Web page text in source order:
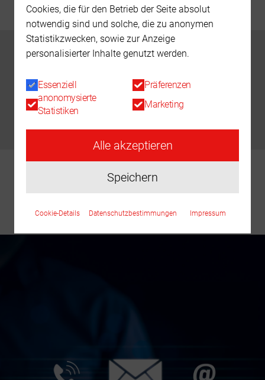
DOWNLOADS
Technisches Datenblatt
ICH INTERESSIERE MICH FÜR
DIESES PRODUKT
Cookies, die für den Betrieb der Seite absolut
notwendig sind und solche, die zu anonymen
Statistikzwecken, sowie zur Anzeige
personalisierter Inhalte genutzt werden.
Essenziell
Präferenzen
anonomysierte
Statistiken
Marketing
Alle akzeptieren
Speichern
Cookie-Details Datenschutzbestimmungen Impressum